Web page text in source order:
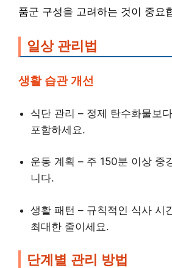
품군 구성을 고려하는 것이 중요
일상 관리법
생활 습관 개선
식단 관리 – 정제 탄수화물보
포함하세요.
운동 계획 – 주 150분 이상 중
니다.
생활 패턴 – 규칙적인 식사 시
최대한 줄이세요.
단계별 관리 방법